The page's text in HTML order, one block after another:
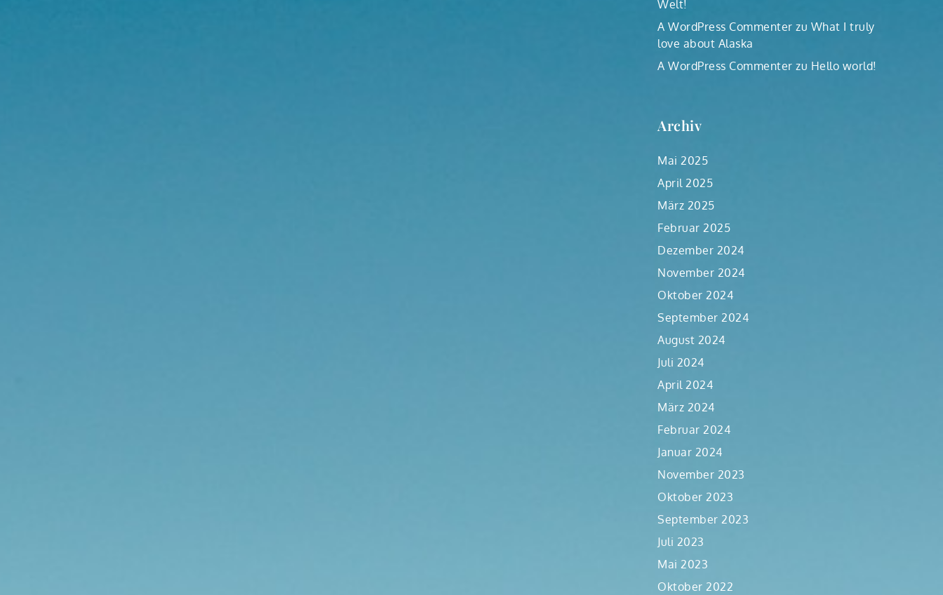
Welt!
A WordPress Commenter zu What I truly
love about Alaska
A WordPress Commenter zu Hello world!
Archiv
Mai 2025
April 2025
März 2025
Februar 2025
Dezember 2024
November 2024
Oktober 2024
September 2024
August 2024
Juli 2024
April 2024
März 2024
Februar 2024
Januar 2024
November 2023
Oktober 2023
September 2023
Juli 2023
Mai 2023
Oktober 2022